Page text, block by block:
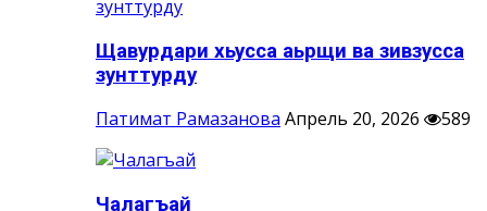
Щавурдари хьусса аьрщи ва зивзусса
зунттурду
Патимат Рамазанова Апрель 20, 2026 589
Чалагъай